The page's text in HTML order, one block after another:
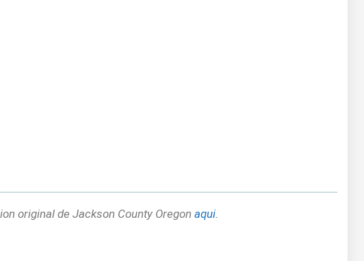
original de Jackson County Oregon aqui.